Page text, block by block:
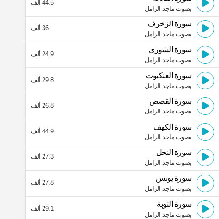
بصوت ماجد الزامل
44.5 ألف
سورة الزخرف
بصوت ماجد الزامل
36 ألف
سورة الشورى
بصوت ماجد الزامل
24.9 ألف
سورة العنكبوت
بصوت ماجد الزامل
29.8 ألف
سورة القصص
بصوت ماجد الزامل
26.8 ألف
سورة الكهف
بصوت ماجد الزامل
44.9 ألف
سورة النحل
بصوت ماجد الزامل
27.3 ألف
سورة يونس
بصوت ماجد الزامل
27.8 ألف
سورة التوبة
بصوت ماجد الزامل
29.1 ألف